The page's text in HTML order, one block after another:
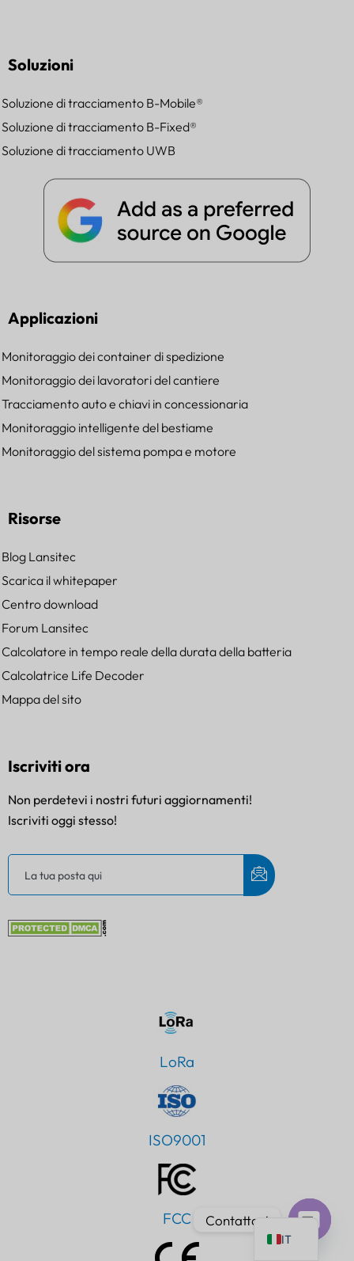
Soluzioni
Soluzione di tracciamento B-Mobile®
Soluzione di tracciamento B-Fixed®
Soluzione di tracciamento UWB
Applicazioni
Monitoraggio dei container di spedizione
Monitoraggio dei lavoratori del cantiere
Tracciamento auto e chiavi in concessionaria
Monitoraggio intelligente del bestiame
Monitoraggio del sistema pompa e motore
Risorse
Blog Lansitec
Scarica il whitepaper
Centro download
Forum Lansitec
Calcolatore in tempo reale della durata della batteria
Calcolatrice Life Decoder
Mappa del sito
Iscriviti ora
Non perdetevi i nostri futuri aggiornamenti!
Iscriviti oggi stesso!
LoRa
ISO9001
FCC
IT
EN
Contattaci